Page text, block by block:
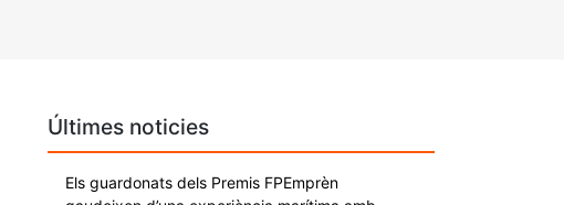
Últimes noticies
Els guardonats dels Premis FPEmprèn